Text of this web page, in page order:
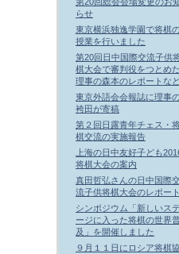
らせ
東京横浜独逸学園で将棋
授業を行いました
第20回日中国際交流子供
棋大会で審判役をつとめた
理事の森本のレポートな
東京外語会会報誌に理事
袴田が寄稿
第２回日露青年チェス・
棋交流の実施報告
上海の日中友好子ども
将棋大会の案内
真田哲弘さんの日中国際
流子供将棋大会のレポート
シンポジウム「新しいステ
ージに入った将棋の世界
及」を開催しました
９月１１日にロシア将棋